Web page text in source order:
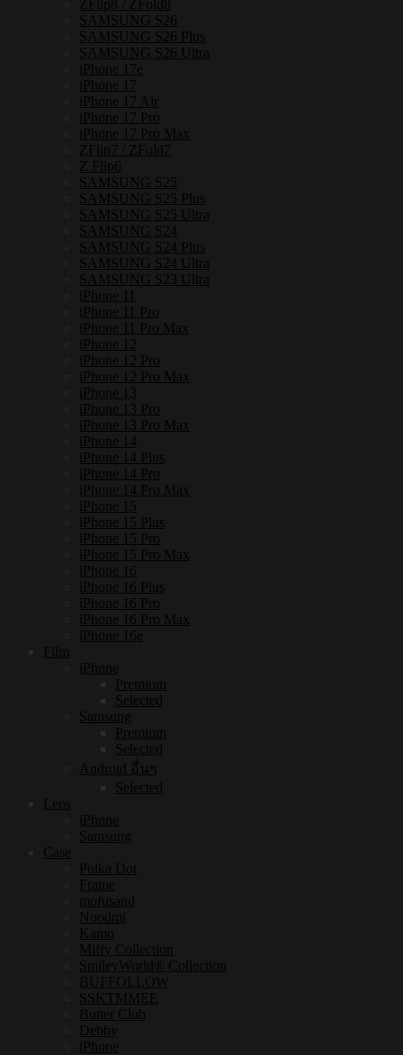
ZFlip8 / ZFold8
SAMSUNG S26
SAMSUNG S26 Plus
SAMSUNG S26 Ultra
iPhone 17e
iPhone 17
iPhone 17 Air
iPhone 17 Pro
iPhone 17 Pro Max
ZFlip7 / ZFold7
Z Flip6
SAMSUNG S25
SAMSUNG S25 Plus
SAMSUNG S25 Ultra
SAMSUNG S24
SAMSUNG S24 Plus
SAMSUNG S24 Ultra
SAMSUNG S23 Ultra
iPhone 11
iPhone 11 Pro
iPhone 11 Pro Max
iPhone 12
iPhone 12 Pro
iPhone 12 Pro Max
iPhone 13
iPhone 13 Pro
iPhone 13 Pro Max
iPhone 14
iPhone 14 Plus
iPhone 14 Pro
iPhone 14 Pro Max
iPhone 15
iPhone 15 Plus
iPhone 15 Pro
iPhone 15 Pro Max
iPhone 16
iPhone 16 Plus
iPhone 16 Pro
iPhone 16 Pro Max
iPhone 16e
Film
iPhone
Premium
Selected
Samsung
Premium
Selected
Android อื่นๆ
Selected
Lens
iPhone
Samsung
Case
Polka Dot
Frame
mofusand
Noodmi
Kamo
Miffy Collection
SmileyWorld® Collection
BUFFOLLOW
SSKTMMEE
Butter Club
Debby
iPhone